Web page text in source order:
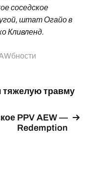
соседское
штат Огайо в
Кливленд.
тяжелую травму
PPV AEW —
Redemption